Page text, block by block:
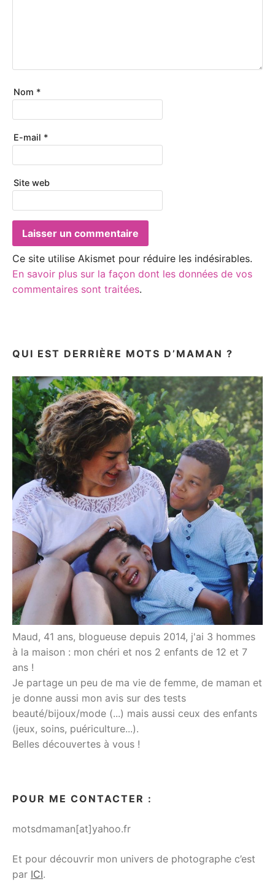
Nom *
E-mail *
Site web
Ce site utilise Akismet pour réduire les indésirables.
En savoir plus sur la façon dont les données de vos
commentaires sont traitées.
QUI EST DERRIÈRE MOTS D’MAMAN ?
Maud, 41 ans, blogueuse depuis 2014, j'ai 3 hommes
à la maison : mon chéri et nos 2 enfants de 12 et 7
ans !
Je partage un peu de ma vie de femme, de maman et
je donne aussi mon avis sur des tests
beauté/bijoux/mode (...) mais aussi ceux des enfants
(jeux, soins, puériculture...).
Belles découvertes à vous !
POUR ME CONTACTER :
motsdmaman[at]yahoo.fr
Et pour découvrir mon univers de photographe c’est
par ICI.